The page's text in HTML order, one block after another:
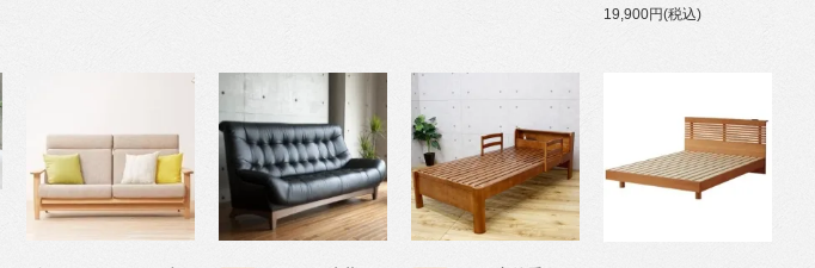
19,900円(税込)